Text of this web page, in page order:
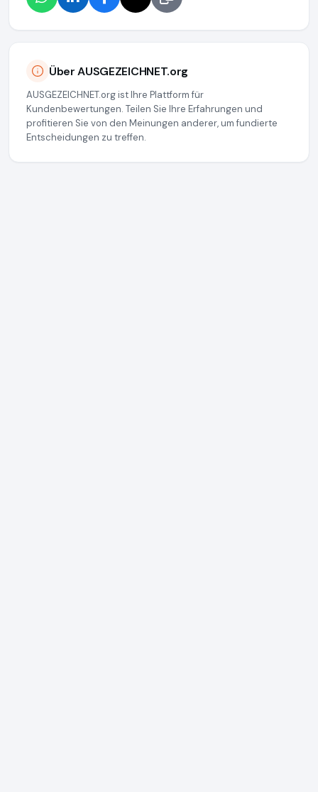
Über AUSGEZEICHNET.org
AUSGEZEICHNET.org ist Ihre Plattform für
Kundenbewertungen. Teilen Sie Ihre Erfahrungen und
profitieren Sie von den Meinungen anderer, um fundierte
Entscheidungen zu treffen.